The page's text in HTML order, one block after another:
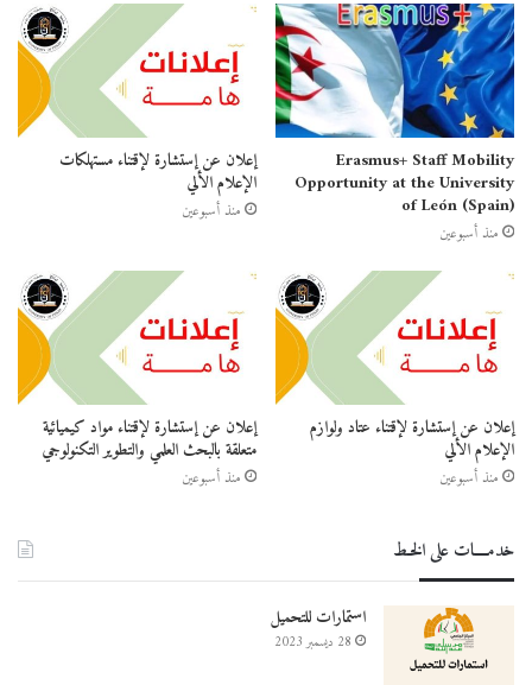
Erasmus+ Staff Mobility
Opportunity at the University
of León (Spain)
منذ أسبوعين
إعلان عن إستشارة لإقتناء مستهلكات
الإعلام الألي
منذ أسبوعين
إعلان عن إستشارة لإقتناء عتاد ولوازم
الإعلام الألي
منذ أسبوعين
إعلان عن إستشارة لإقتناء مواد كيميائية
متعلقة بالبحث العلمي والتطوير التكنولوجي
منذ أسبوعين
خدمــــات على الخـط
استمارات للتحميل
28 ديسمبر 2023